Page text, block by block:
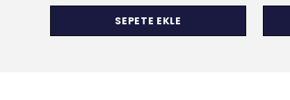
SEPETE EKLE